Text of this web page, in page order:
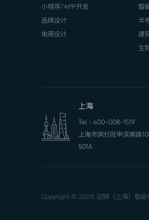
小程序/APP开发
品牌设计
电商设计
智
半
建
生
上海
Tel： 400-008-1519
上海市闵行区申滨南路
501A
Copyright © 2026 迎狮（上海）智